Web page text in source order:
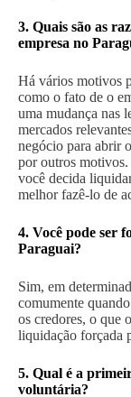
3. Quais são as
empresa no
Há vários motivos
como o fato de o
uma mudança nas
mercados
negócio para abrir
por outros
você decida
melhor fazê-lo de
4. Você pode ser
Paraguai?
Sim, em
comumente
os credores, o que
liquidação forçada
5. Qual é a
voluntária?